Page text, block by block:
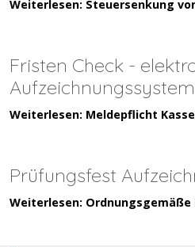
Weiterlesen: Steuersenkung
Fristen Check -
Weiterlesen: Meldepflicht
Prüfungsfest
Weiterlesen: Ordnungsgemäße